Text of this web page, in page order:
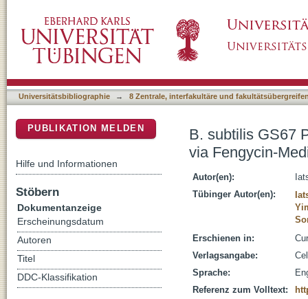
Microbial Antagonism
Universitätsbibliographie → 8 Zentrale, interfakultäre und
B. subtilis GS67
via Fengycin-
Autor(en):
Tübinger Autor(en):
Erschienen in:
Verlagsangabe:
Sprache:
Referenz zum Volltext:
PUBLIKATION MELDEN
Hilfe und Informationen
Stöbern
Dokumentanzeige
Erscheinungsdatum
Autoren
Titel
DDC-Klassifikation